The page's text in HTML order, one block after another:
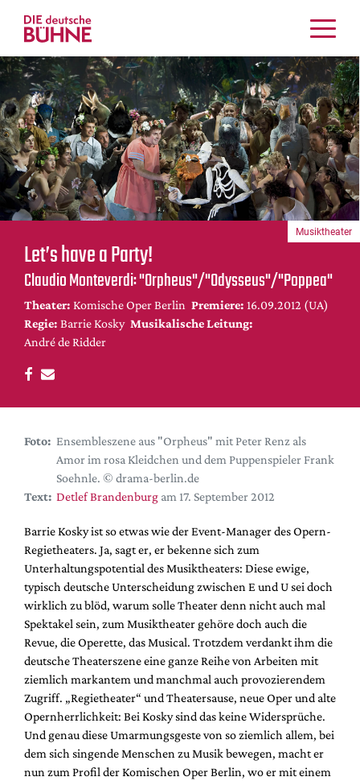
Kritiken
Schauspiel
Musiktheater
Tanz
Crossover
Bühnenwelt
Festivals & Veranstaltungen
Menschen & Theater
Themen
Internationales
Nachrufe
Medientipps
DdB-map
Kalender
Festival-Planer
Hefte
Alle Hefte
Leseproben
Podcast
Service
Shop / Abo
Newsletter
Redaktion
Autor:innen
Partner
Mediadaten
Suche
Let’s have a Party!
Claudio Monteverdi: "Orpheus"/"Odysseus"/"Poppea"
Theater: Komische Oper Berlin Premiere: 16.09.2012 (UA)
Regie: Barrie Kosky Musikalische Leitung:
André de Ridder
Musiktheater
Foto: Ensembleszene aus "Orpheus" mit Peter Renz als
Amor im rosa Kleidchen und dem Puppenspieler Frank
Soehnle. © drama-berlin.de
Text: Detlef Brandenburg am 17. September 2012
Barrie Kosky ist so etwas wie der Event-Manager des Opern-
Regietheaters. Ja, sagt er, er bekenne sich zum
Unterhaltungspotential des Musiktheaters: Diese ewige,
typisch deutsche Unterscheidung zwischen E und U sei doch
wirklich zu blöd, warum solle Theater denn nicht auch mal
Spektakel sein, zum Musiktheater gehöre doch auch die
Revue, die Operette, das Musical. Trotzdem verdankt ihm die
deutsche Theaterszene eine ganze Reihe von Arbeiten mit
ziemlich markantem und manchmal auch provozierendem
Zugriff. „Regietheater“ und Theatersause, neue Oper und alte
Opernherrlichkeit: Bei Kosky sind das keine Widersprüche.
Und genau diese Umarmungsgeste von so ziemlich allem, bei
dem sich singende Menschen zu Musik bewegen, macht er
nun zum Profil der Komischen Oper Berlin, wo er mit einem